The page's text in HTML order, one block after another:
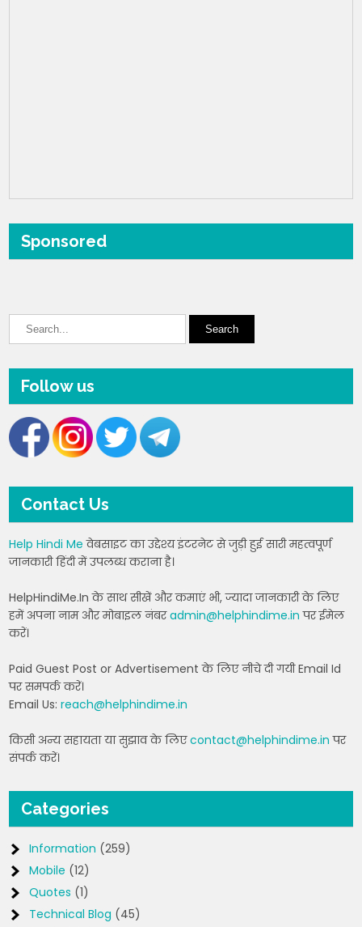
Sponsored
Follow us
Contact Us
Help Hindi Me वेबसाइट का उद्देश्य इंटरनेट से जुड़ी हुई सारी महत्वपूर्ण
जानकारी हिंदी में उपलब्ध कराना है।
HelpHindiMe.In के साथ सीखें और कमाएं भी, ज्यादा जानकारी के लिए
हमें अपना नाम और मोबाइल नंबरadmin@helphindime.in पर ईमेल
करें।
Paid Guest Post or Advertisement के लिए नीचे दी गयी Email Id
पर समपर्क करें।
Email Us:reach@helphindime.in
किसी अन्य सहायता या सुझाव के लिएcontact@helphindime.in पर
संपर्क करें।
Categories
Information (259)
Mobile (12)
Quotes (1)
Technical Blog (45)